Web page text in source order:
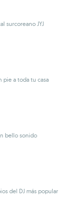
surcoreano JYJ
pie a toda tu casa
bello sonido
del DJ más popular